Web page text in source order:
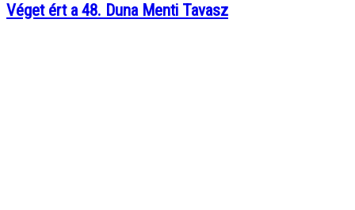
Véget ért a 48. Duna Menti Tavasz